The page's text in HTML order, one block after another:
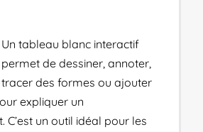
Un tableau blanc interactif
permet de dessiner, annoter,
tracer des formes ou ajouter
expliquer un
C’est un outil idéal pour les